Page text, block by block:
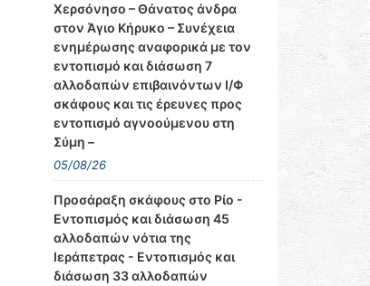
Χερσόνησο – Θάνατος άνδρα
στον Άγιο Κήρυκο – Συνέχεια
ενημέρωσης αναφορικά με τον
εντοπισμό και διάσωση 7
αλλοδαπών επιβαινόντων Ι/Φ
σκάφους και τις έρευνες προς
εντοπισμό αγνοούμενου στη
Σύμη –
05/08/26
Προσάραξη σκάφους στο Ρίο -
Εντοπισμός και διάσωση 45
αλλοδαπών νότια της
Ιεράπετρας - Εντοπισμός και
διάσωση 33 αλλοδαπών